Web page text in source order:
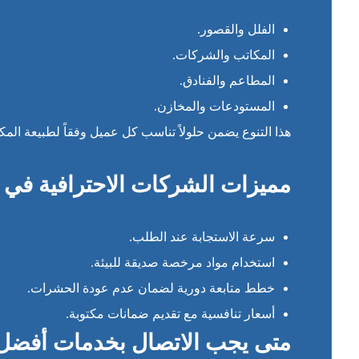
الفلل والقصور.
المكاتب والشركات.
المطاعم والفنادق.
المستودعات والمخازن.
هذا التنوع يضمن حلولاً تناسب كل عميل وفقاً لطبيعة
مميزات الشركات الاحترافية
سرعة الاستجابة عند الطلب.
استخدام مواد مرخصة صديقة للبيئة.
خطط متابعة دورية لضمان عدم عودة الحشرات.
أسعار تنافسية مع تقديم ضمانات مكتوبة.
متى يجب الاتصال بخدمات